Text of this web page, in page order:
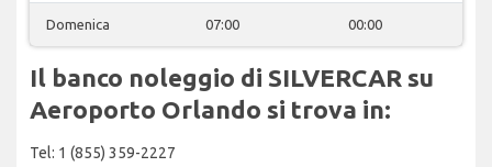
Domenica 07:00 00:00
Il banco noleggio di SILVERCAR su
Aeroporto Orlando si trova in:
Tel: 1 (855) 359-2227